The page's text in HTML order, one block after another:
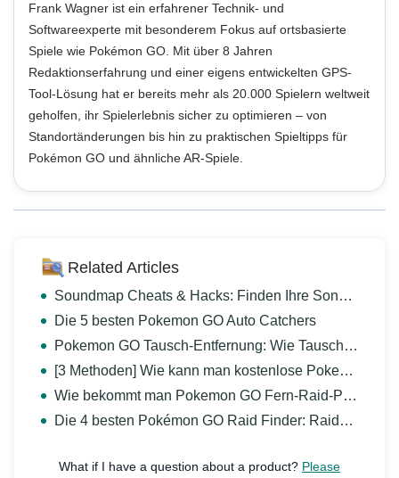
Frank Wagner ist ein erfahrener Technik- und
Softwareexperte mit besonderem Fokus auf ortsbasierte
Spiele wie Pokémon GO. Mit über 8 Jahren
Redaktionserfahrung und einer eigens entwickelten GPS-
Tool-Lösung hat er bereits mehr als 20.000 Spielern weltweit
geholfen, ihr Spielerlebnis sicher zu optimieren – von
Standortänderungen bis hin zu praktischen Spieltipps für
Pokémon GO und ähnliche AR-Spiele.
Related Articles
Soundmap Cheats & Hacks: Finden Ihre Songs Schnell
Die 5 besten Pokemon GO Auto Catchers
Pokemon GO Tausch-Entfernung: Wie Tauschen Über Große Distanz?
[3 Methoden] Wie kann man kostenlose Pokemon GO Münzen verdienen?
Wie bekommt man Pokemon GO Fern-Raid-Pass [Einfacher Guide]
Die 4 besten Pokémon GO Raid Finder: Raids ganz einfach finden
What if I have a question about a product? Please